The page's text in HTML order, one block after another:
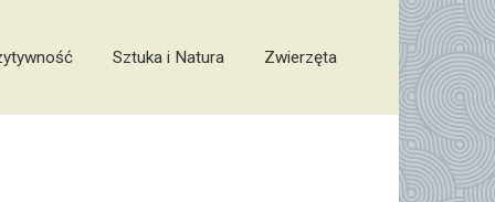
Sztuka i Natura Zwierzęta